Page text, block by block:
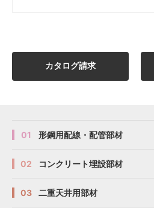
カタログ請求
01 形鋼用配線・配管部材
02 コンクリート埋設部材
03 二重天井用部材